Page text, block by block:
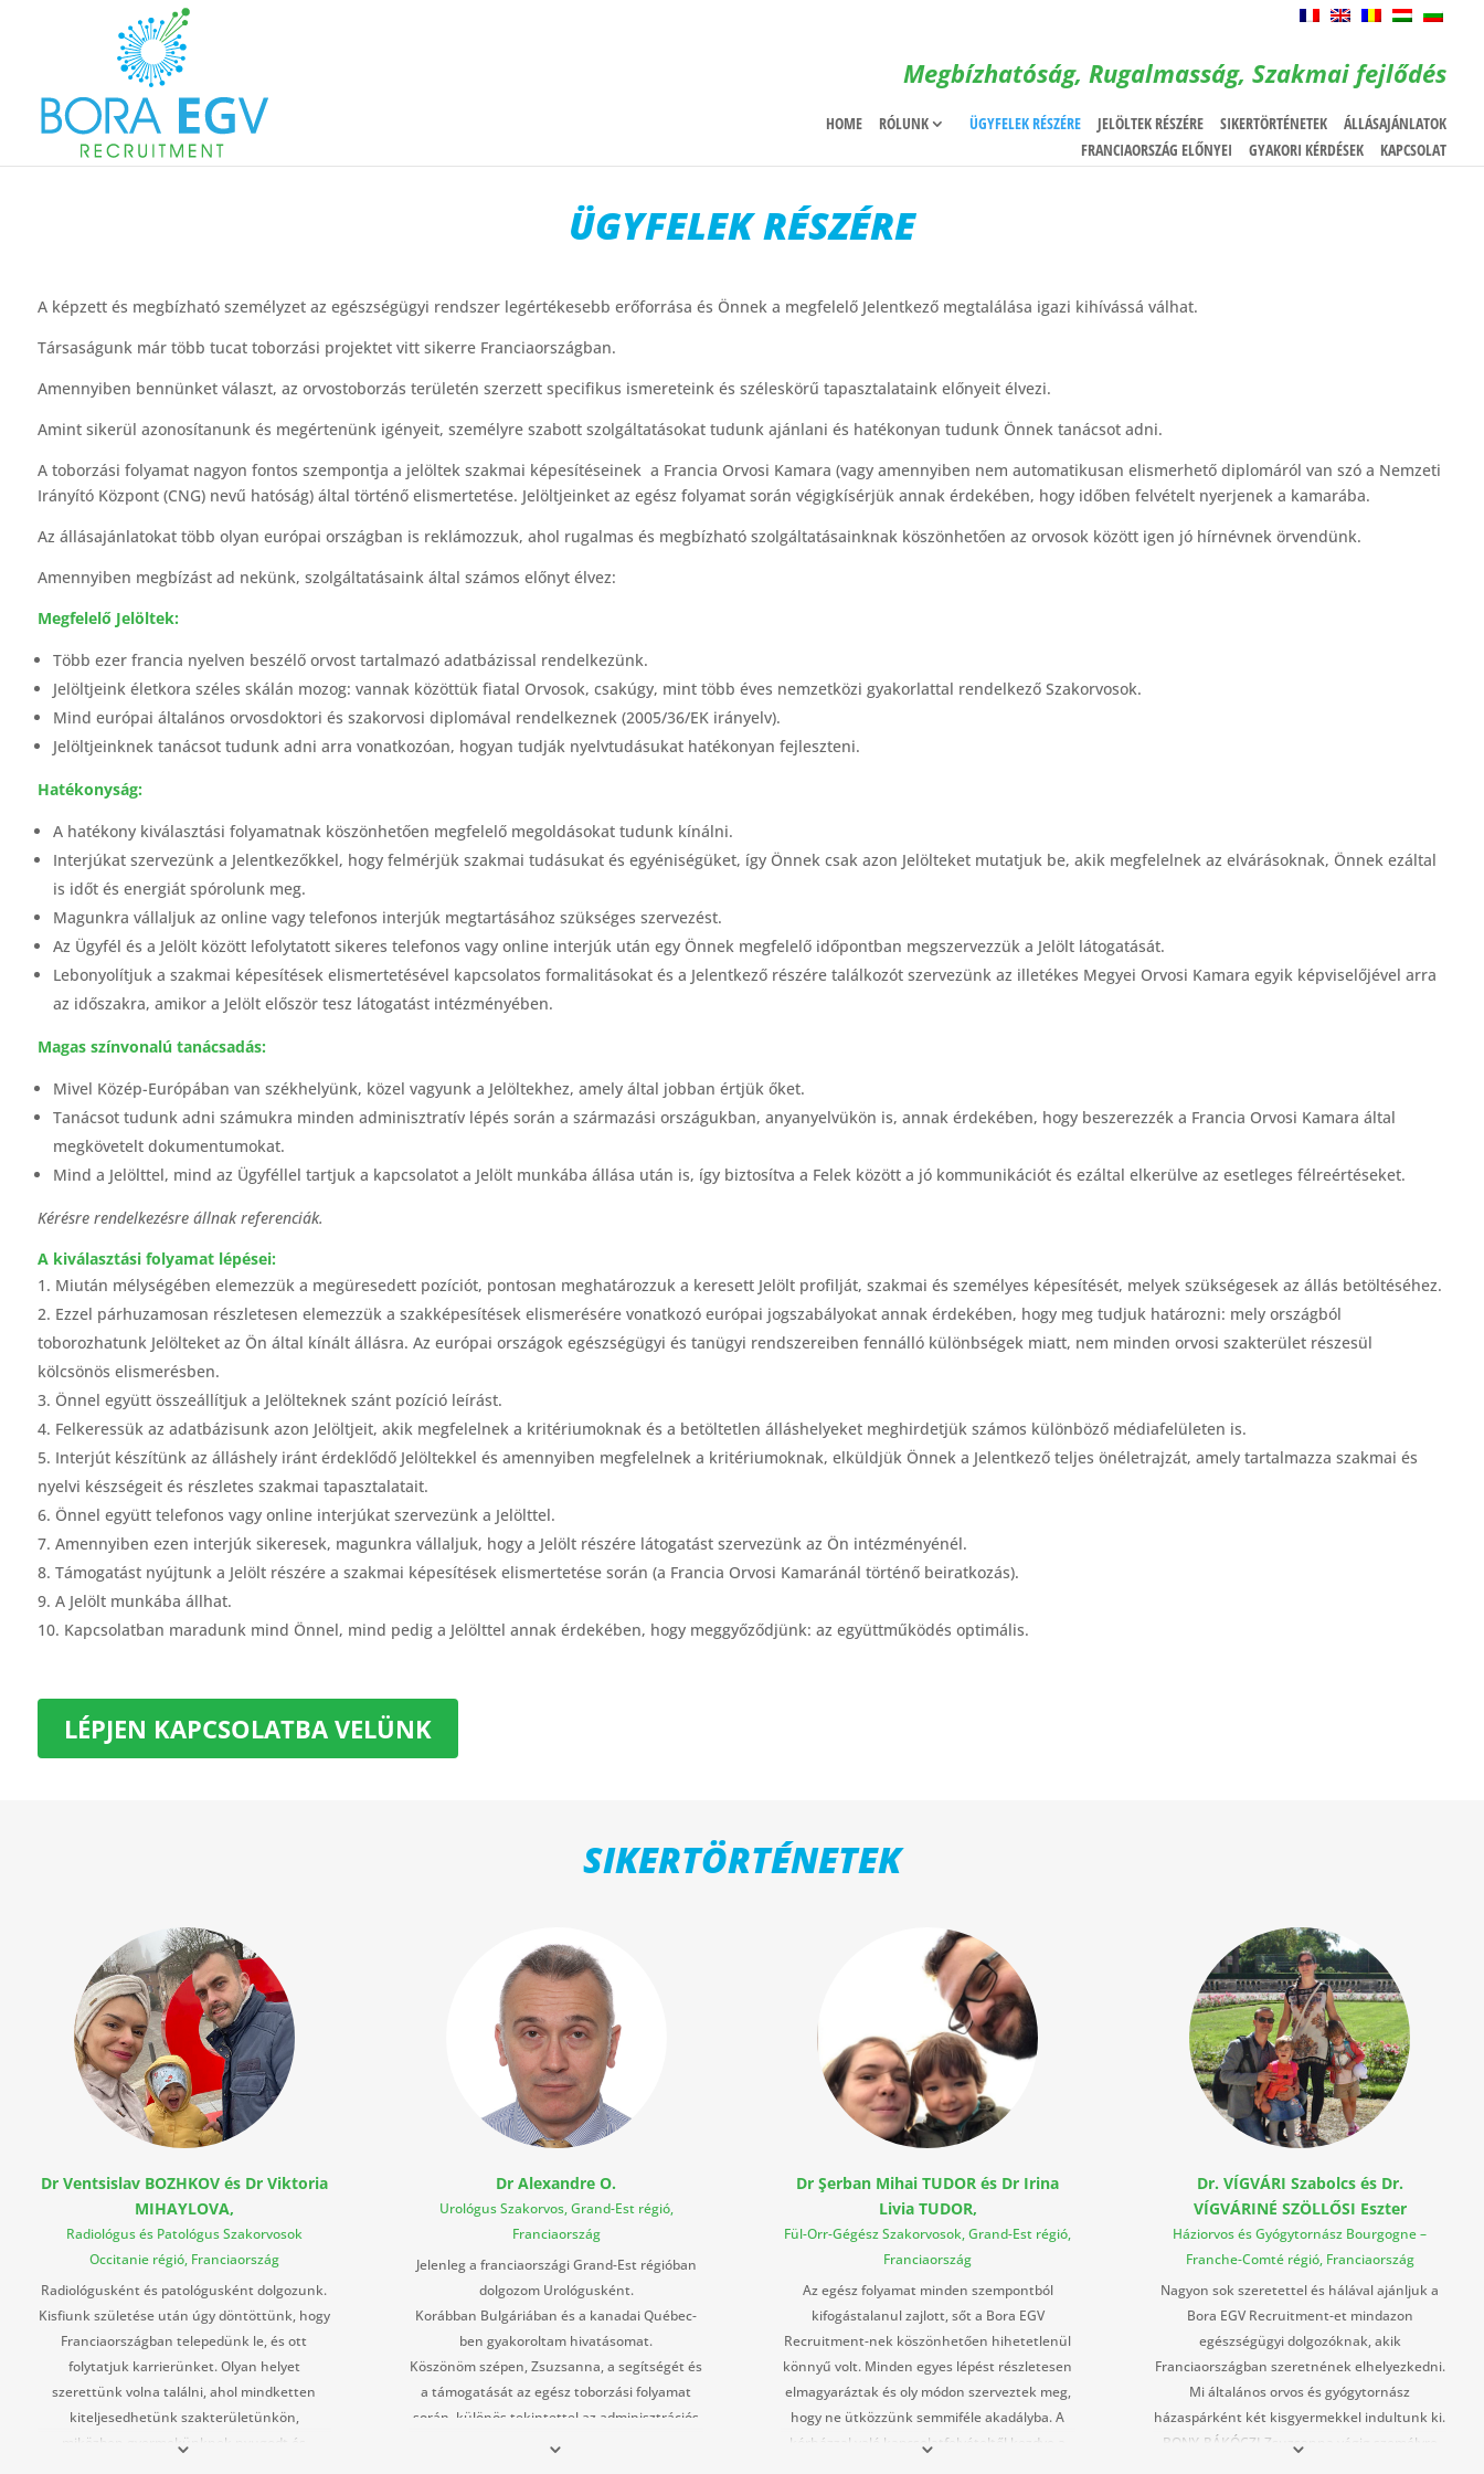
HOME RÓLUNK ÜGYFELEK RÉSZÉRE JELÖLTEK RÉSZÉRE SIKERTÖRTÉNETEK
ÁLLÁSAJÁNLATOK
FRANCIAORSZÁG ELŐNYEI
GYAKORI KÉRDÉSEK KAPCSOLAT
Megbízhatóság, Rugalmasság, Szakmai fejlődés
ÜGYFELEK RÉSZÉRE
A képzett és megbízható személyzet az egészségügyi rendszer legértékesebb erőforrása és Önnek a megfelelő Jelentkező megtalálása igazi kihívássá válhat.
Társaságunk már több tucat toborzási projektet vitt sikerre Franciaországban.
Amennyiben bennünket választ, az orvostoborzás területén szerzett specifikus ismereteink és széleskörű tapasztalataink előnyeit élvezi.
Amint sikerül azonosítanunk és megértenünk igényeit, személyre szabott szolgáltatásokat tudunk ajánlani és hatékonyan tudunk Önnek tanácsot adni.
A toborzási folyamat nagyon fontos szempontja a jelöltek szakmai képesítéseinek a Francia Orvosi Kamara (vagy amennyiben nem automatikusan elismerhető diplomáról van szó a Nemzeti
Irányító Központ (CNG) nevű hatóság) által történő elismertetése. Jelöltjeinket az egész folyamat során végigkísérjük annak érdekében, hogy időben felvételt nyerjenek a kamarába.
Az állásajánlatokat több olyan európai országban is reklámozzuk, ahol rugalmas és megbízható szolgáltatásainknak köszönhetően az orvosok között igen jó hírnévnek örvendünk.
Amennyiben megbízást ad nekünk, szolgáltatásaink által számos előnyt élvez:
Megfelelő Jelöltek:
Több ezer francia nyelven beszélő orvost tartalmazó adatbázissal rendelkezünk.
Jelöltjeink életkora széles skálán mozog: vannak közöttük fiatal Orvosok, csakúgy, mint több éves nemzetközi gyakorlattal rendelkező Szakorvosok.
Mind európai általános orvosdoktori és szakorvosi diplomával rendelkeznek (2005/36/EK irányelv).
Jelöltjeinknek tanácsot tudunk adni arra vonatkozóan, hogyan tudják nyelvtudásukat hatékonyan fejleszteni.
Hatékonyság:
A hatékony kiválasztási folyamatnak köszönhetően megfelelő megoldásokat tudunk kínálni.
Interjúkat szervezünk a Jelentkezőkkel, hogy felmérjük szakmai tudásukat és egyéniségüket, így Önnek csak azon Jelölteket mutatjuk be, akik megfelelnek az elvárásoknak, Önnek ezáltal
is időt és energiát spórolunk meg.
Magunkra vállaljuk az online vagy telefonos interjúk megtartásához szükséges szervezést.
Az Ügyfél és a Jelölt között lefolytatott sikeres telefonos vagy online interjúk után egy Önnek megfelelő időpontban megszervezzük a Jelölt látogatását.
Lebonyolítjuk a szakmai képesítések elismertetésével kapcsolatos formalitásokat és a Jelentkező részére találkozót szervezünk az illetékes Megyei Orvosi Kamara egyik képviselőjével arra
az időszakra, amikor a Jelölt először tesz látogatást intézményében.
Magas színvonalú tanácsadás:
Mivel Közép-Európában van székhelyünk, közel vagyunk a Jelöltekhez, amely által jobban értjük őket.
Tanácsot tudunk adni számukra minden adminisztratív lépés során a származási országukban, anyanyelvükön is, annak érdekében, hogy beszerezzék a Francia Orvosi Kamara által
megkövetelt dokumentumokat.
Mind a Jelölttel, mind az Ügyféllel tartjuk a kapcsolatot a Jelölt munkába állása után is, így biztosítva a Felek között a jó kommunikációt és ezáltal elkerülve az esetleges félreértéseket.
Kérésre rendelkezésre állnak referenciák.
A kiválasztási folyamat lépései:
Miután mélységében elemezzük a megüresedett pozíciót, pontosan meghatározzuk a keresett Jelölt profilját, szakmai és személyes képesítését, melyek szükségesek az állás betöltéséhez.
Ezzel párhuzamosan részletesen elemezzük a szakképesítések elismerésére vonatkozó európai jogszabályokat annak érdekében, hogy meg tudjuk határozni: mely országból
toborozhatunk Jelölteket az Ön által kínált állásra. Az európai országok egészségügyi és tanügyi rendszereiben fennálló különbségek miatt, nem minden orvosi szakterület részesül
kölcsönös elismerésben.
Önnel együtt összeállítjuk a Jelölteknek szánt pozíció leírást.
Felkeressük az adatbázisunk azon Jelöltjeit, akik megfelelnek a kritériumoknak és a betöltetlen álláshelyeket meghirdetjük számos különböző médiafelületen is.
Interjút készítünk az álláshely iránt érdeklődő Jelöltekkel és amennyiben megfelelnek a kritériumoknak, elküldjük Önnek a Jelentkező teljes önéletrajzát, amely tartalmazza szakmai és
nyelvi készségeit és részletes szakmai tapasztalatait.
Önnel együtt telefonos vagy online interjúkat szervezünk a Jelölttel.
Amennyiben ezen interjúk sikeresek, magunkra vállaljuk, hogy a Jelölt részére látogatást szervezünk az Ön intézményénél.
Támogatást nyújtunk a Jelölt részére a szakmai képesítések elismertetése során (a Francia Orvosi Kamaránál történő beiratkozás).
A Jelölt munkába állhat.
Kapcsolatban maradunk mind Önnel, mind pedig a Jelölttel annak érdekében, hogy meggyőződjünk: az együttműködés optimális.
LÉPJEN KAPCSOLATBA VELÜNK
SIKERTÖRTÉNETEK
Dr Ventsislav BOZHKOV és Dr Viktoria
MIHAYLOVA,
Radiológus és Patológus Szakorvosok
Occitanie régió, Franciaország
Radiológusként és patológusként dolgozunk.
Kisfiunk születése után úgy döntöttünk, hogy
Franciaországban telepedünk le, és ott
folytatjuk karrierünket. Olyan helyet
szerettünk volna találni, ahol mindketten
kiteljesedhetünk szakterületünkön,
miközben gyermekünknek nyugodt és
Dr Alexandre O.
Urológus Szakorvos, Grand-Est régió,
Franciaország
Jelenleg a franciaországi Grand-Est régióban
dolgozom Urológusként.
Korábban Bulgáriában és a kanadai Québec-
ben gyakoroltam hivatásomat.
Köszönöm szépen, Zsuzsanna, a segítségét és
a támogatását az egész toborzási folyamat
során, különös tekintettel az adminisztrációs
és bürokratikus akadályokra, amelyek között
Dr Şerban Mihai TUDOR és Dr Irina
Livia TUDOR,
Fül-Orr-Gégész Szakorvosok, Grand-Est régió,
Franciaország
Az egész folyamat minden szempontból
kifogástalanul zajlott, sőt a Bora EGV
Recruitment-nek köszönhetően hihetetlenül
könnyű volt. Minden egyes lépést részletesen
elmagyaráztak és oly módon szerveztek meg,
hogy ne ütközzünk semmiféle akadályba. A
kórházzal való kapcsolatfelvételtől kezdve a
Dr. VÍGVÁRI Szabolcs és Dr.
VÍGVÁRINÉ SZÖLLŐSI Eszter
Háziorvos és Gyógytornász Bourgogne –
Franche-Comté régió, Franciaország
Nagyon sok szeretettel és hálával ajánljuk a
Bora EGV Recruitment-et mindazon
egészségügyi dolgozóknak, akik
Franciaországban szeretnének elhelyezkedni.
Mi általános orvos és gyógytornász
házaspárként két kisgyermekkel indultunk ki.
BONY-RÁKÓCZI Zsuzsanna végig személyre